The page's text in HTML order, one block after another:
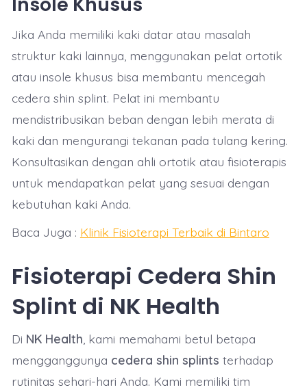
Jika Anda memiliki kaki datar atau masalah
struktur kaki lainnya, menggunakan pelat ortotik
atau insole khusus bisa membantu mencegah
cedera shin splint. Pelat ini membantu
mendistribusikan beban dengan lebih merata di
kaki dan mengurangi tekanan pada tulang kering.
Konsultasikan dengan ahli ortotik atau fisioterapis
untuk mendapatkan pelat yang sesuai dengan
kebutuhan kaki Anda.
Baca Juga : Klinik Fisioterapi Terbaik di Bintaro
Fisioterapi Cedera Shin
Splint di NK Health
Di NK Health , kami memahami betul betapa
mengganggunya cedera shin splints terhadap
rutinitas sehari-hari Anda. Kami memiliki tim